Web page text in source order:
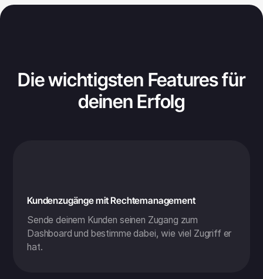
Die wichtigsten Features für
deinen Erfolg
Kundenzugänge mit Rechtemanagement
Sende deinem Kunden seinen Zugang zum
Dashboard und bestimme dabei, wie viel Zugriff er
hat.